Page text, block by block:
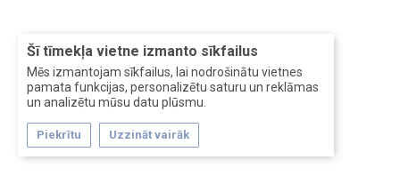
Šī tīmekļa vietne izmanto sīkfailus
Mēs izmantojam sīkfailus, lai nodrošinātu vietnes
pamata funkcijas, personalizētu saturu un reklāmas
un analizētu mūsu datu plūsmu.
Piekrītu Uzzināt vairāk